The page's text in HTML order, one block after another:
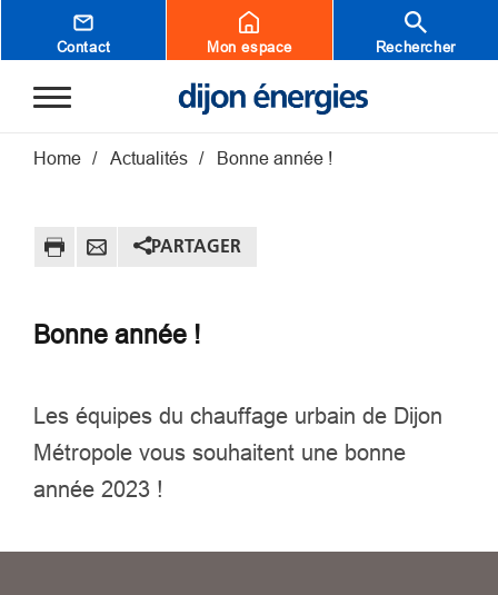
Aller au contenu principal
Contact Mon espace Rechercher
Fil d'Ariane
Home Actualités Bonne année !
PARTAGER
Bonne année !
Les équipes du chauffage urbain de Dijon
Métropole vous souhaitent une bonne
année 2023 !